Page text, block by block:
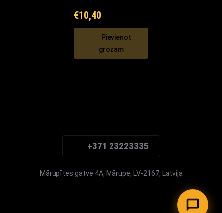
€10,40
Pievienot
grozam
+371 23223335
Mārupītes gatve 4A, Mārupe, LV-2167, Latvija
Maxi Mārupe Asistents